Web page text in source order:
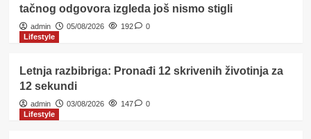
tačnog odgovora izgleda još nismo stigli
admin 05/08/2026 192
0
Lifestyle
Letnja razbibriga: Pronađi 12 skrivenih životinja za
12 sekundi
admin 03/08/2026 147
0
Lifestyle